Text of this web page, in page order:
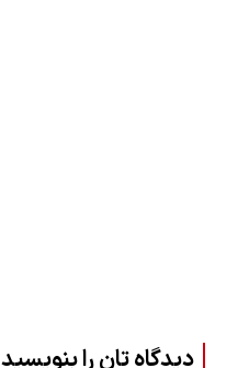
دیدگاه تان را بنویسید